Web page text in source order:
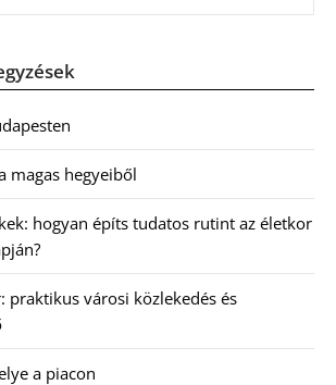
magas hegyeiből
hogyan építs tudatos rutint az életkor
praktikus városi közlekedés és
a piacon